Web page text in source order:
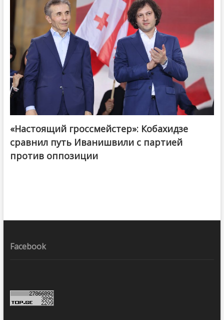
@ქართული ოცნება / Georgian Dream
«Настоящий гроссмейстер»: Кобахидзе
сравнил путь Иванишвили с партией
против оппозиции
Facebook